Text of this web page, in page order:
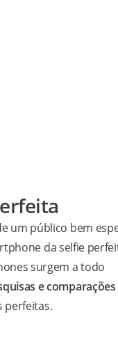
um público bem
da selfie
surgem a todo
e
perfeitas.